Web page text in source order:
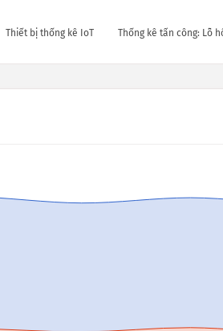
Thiết bị thống kê IoT Thống kê tấn công: Lỗ